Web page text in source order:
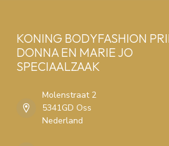
KONING BODYFASHION
DONNA EN MARIE JO
SPECIAALZAAK
Molenstraat 2
5341GD Oss
Nederland